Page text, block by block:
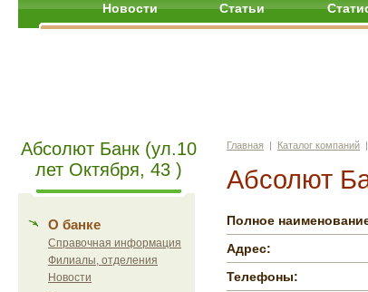
Новости Статьи
Абсолют Банк (ул.10
лет Октября, 43 )
О банке
Справочная информация
Филиалы, отделения
Новости
Главная | Каталог компаний |
Абсолют
Полное
Адрес:
Телефоны: